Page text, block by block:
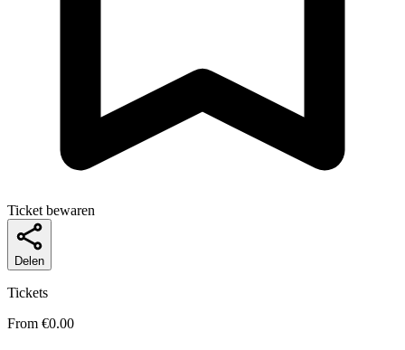
Ticket bewaren
Delen
Tickets
From €0.00